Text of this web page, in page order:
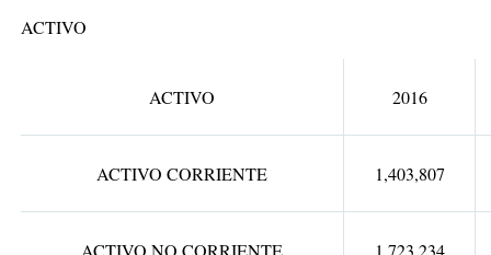
ACTIVO
ACTIVO 2016
ACTIVO CORRIENTE 1,403,807
ACTIVO NO CORRIENTE 1,723,234